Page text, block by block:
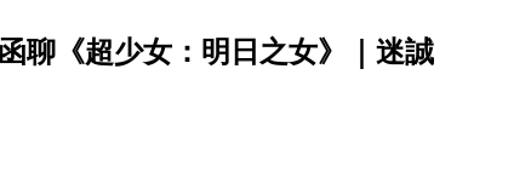
聊《超少女：明日之女》｜迷誠